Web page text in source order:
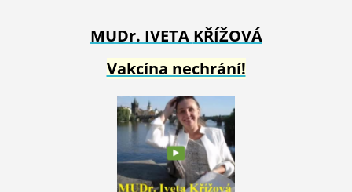
MUDr. IVETA KŘÍŽOVÁ
Vakcína nechrání!